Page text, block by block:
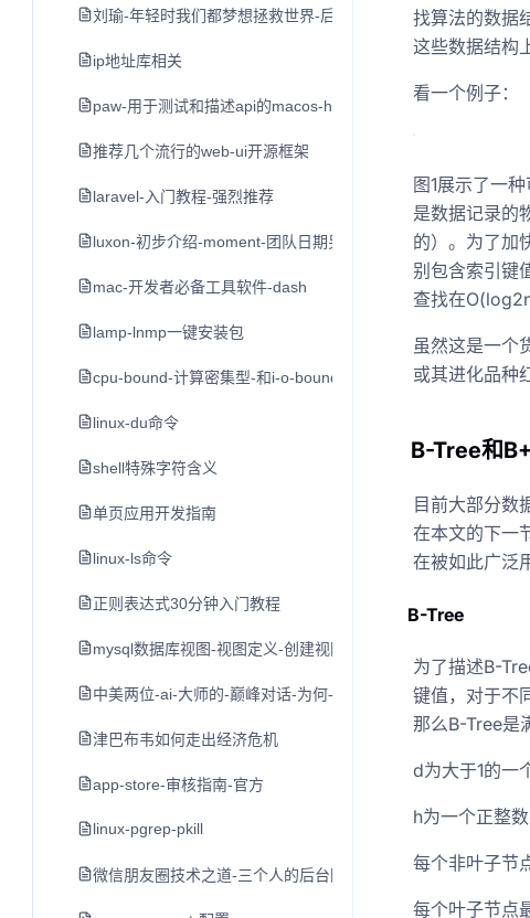
刘瑜-年轻时我们都梦想拯救世界-后来
ip地址库相关
paw-用于测试和描述api的macos-http客户端
推荐几个流行的web-ui开源框架
laravel-入门教程-强烈推荐
luxon-初步介绍-moment-团队日期另一个类库
mac-开发者必备工具软件-dash
lamp-lnmp一键安装包
cpu-bound-计算密集型-和i-o-bound-i-o密集型
linux-du命令
shell特殊字符含义
单页应用开发指南
linux-ls命令
正则表达式30分钟入门教程
mysql数据库视图-视图定义-创建视图-修改视图
中美两位-ai-大师的-巅峰对话-为何-nlp-领域难以出现-独角兽-
津巴布韦如何走出经济危机
app-store-审核指南-官方
linux-pgrep-pkill
微信朋友圈技术之道-三个人的后台团队与每日十亿的发布量
找算法的数据
这些数据结构
看一个例子：
图1展示了一
是数据记录的
的）。为了加
别包含索引键
查找在
虽然这是一个
或其进化品种
B-Tree和
目前大部分数
在本文的下一
在被如此广泛
B-Tree
为了描述B-
键值，对于不
那么B-Tree是
d为大于1的一
h为一个正整
每个非叶子节
每个叶子节点